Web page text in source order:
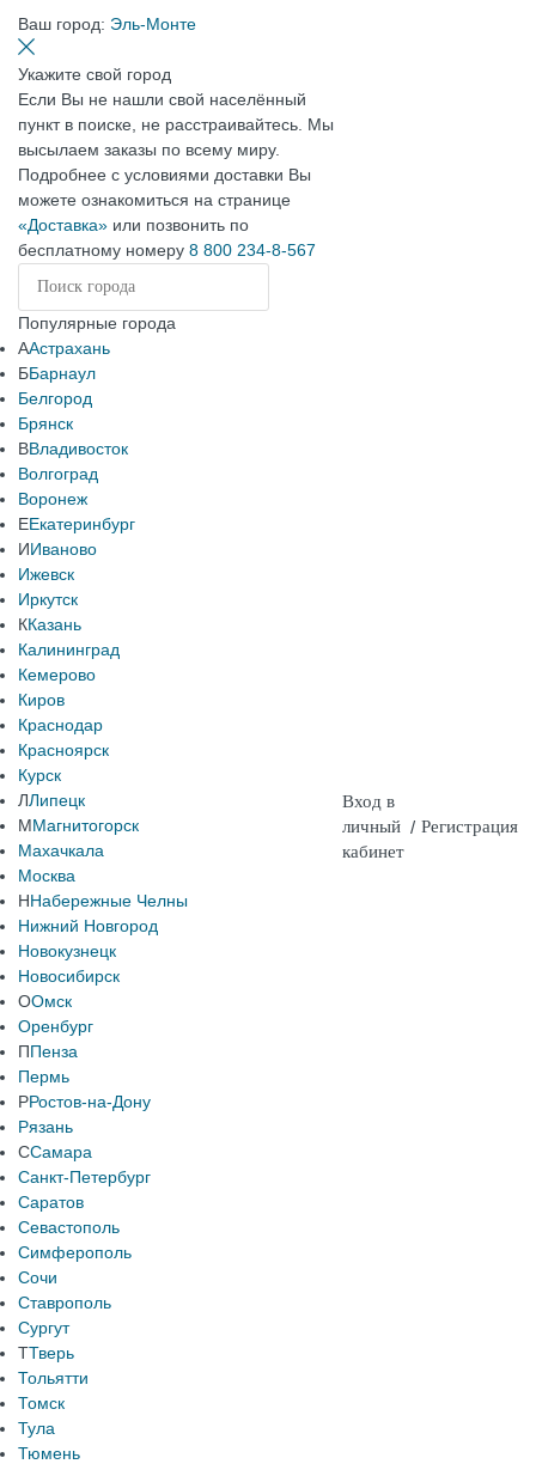
Ваш город: Эль-Монте
Укажите свой город
Если Вы не нашли свой населённый
пункт в поиске, не расстраивайтесь. Мы
высылаем заказы по всему миру.
Подробнее с условиями доставки Вы
можете ознакомиться на странице
«Доставка» или позвонить по
бесплатному номеру 8 800 234-8-567
Популярные города
ААстрахань
ББарнаул
Белгород
Брянск
ВВладивосток
Волгоград
Воронеж
ЕЕкатеринбург
ИИваново
Ижевск
Иркутск
ККазань
Калининград
Кемерово
Киров
Краснодар
Красноярск
Курск
ЛЛипецк
ММагнитогорск
Махачкала
Москва
ННабережные Челны
Нижний Новгород
Новокузнецк
Новосибирск
ООмск
Оренбург
ППенза
Пермь
РРостов-на-Дону
Рязань
ССамара
Санкт-Петербург
Саратов
Севастополь
Симферополь
Сочи
Ставрополь
Сургут
ТТверь
Тольятти
Томск
Тула
Тюмень
Вход в
личный
кабинет
/ Регистрация